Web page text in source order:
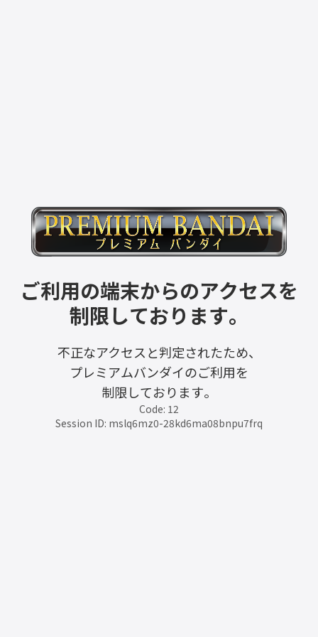
ご利用の端末からのアクセスを
制限しております。
不正なアクセスと判定されたため、
プレミアムバンダイのご利用を
制限しております。
Code: 12
Session ID: mslq6mz0-28kd6ma08bnpu7frq